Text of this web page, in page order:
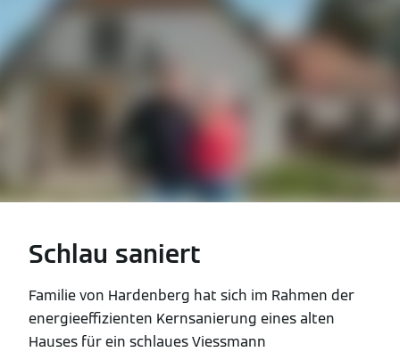
Schlau saniert
Familie von Hardenberg hat sich im Rahmen der
energieeffizienten Kernsanierung eines alten
Hauses für ein schlaues Viessmann